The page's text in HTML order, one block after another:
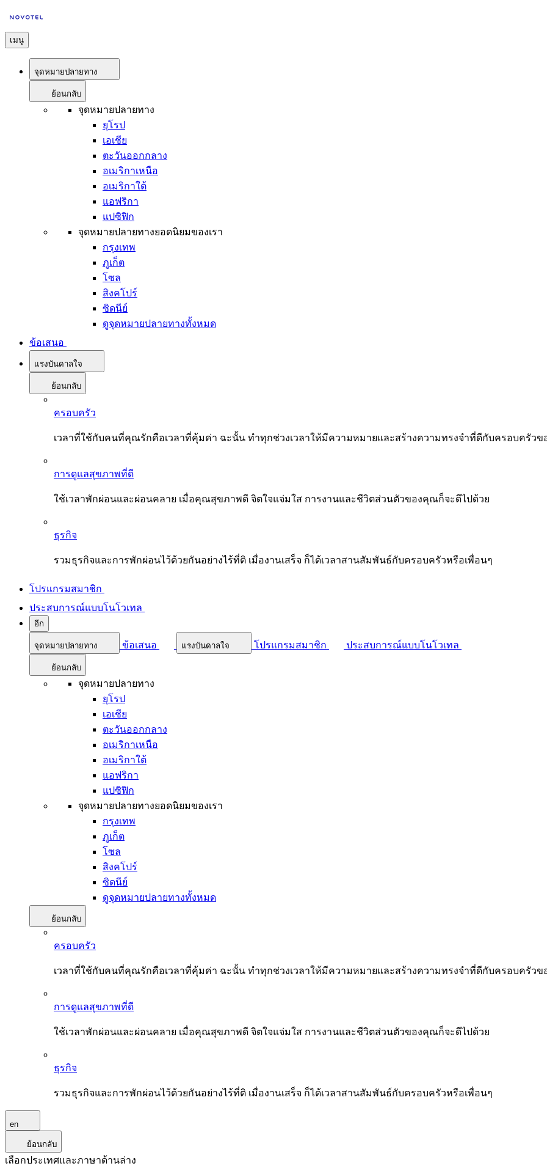
เมนู
จุดหมายปลายทาง
ย้อนกลับ
จุดหมายปลายทาง
ยุโรป
เอเชีย
ตะวันออกกลาง
อเมริกาเหนือ
อเมริกาใต้
แอฟริกา
แปซิฟิก
จุดหมายปลายทางยอดนิยมของเรา
กรุงเทพ
ภูเก็ต
โซล
สิงคโปร์
ซิดนีย์
ดูจุดหมายปลายทางทั้งหมด
ข้อเสนอ
แรงบันดาลใจ
ย้อนกลับ
ครอบครัว
เวลาที่ใช้กับคนที่คุณรักคือเวลาที่คุ้มค่า ฉะนั้น ทำทุกช่วงเวลาให้มีความหมายและสร้างความทรงจำที่ดีกับครอบครัว
การดูแลสุขภาพที่ดี
ใช้เวลาพักผ่อนและผ่อนคลาย เมื่อคุณสุขภาพดี จิตใจแจ่มใส การงานและชีวิตส่วนตัวของคุณก็จะดีไปด้วย
ธุรกิจ
รวมธุรกิจและการพักผ่อนไว้ด้วยกันอย่างไร้ที่ติ เมื่องานเสร็จ ก็ได้เวลาสานสัมพันธ์กับครอบครัวหรือเพื่อนๆ
โปรแกรมสมาชิก
ประสบการณ์แบบโนโวเทล
อีก
จุดหมายปลายทาง ข้อเสนอ แรงบันดาลใจ โปรแกรมสมาชิก ประสบการณ์แบบโนโวเทล
ย้อนกลับ
จุดหมายปลายทาง
ยุโรป
เอเชีย
ตะวันออกกลาง
อเมริกาเหนือ
อเมริกาใต้
แอฟริกา
แปซิฟิก
จุดหมายปลายทางยอดนิยมของเรา
กรุงเทพ
ภูเก็ต
โซล
สิงคโปร์
ซิดนีย์
ดูจุดหมายปลายทางทั้งหมด
ย้อนกลับ
ครอบครัว
เวลาที่ใช้กับคนที่คุณรักคือเวลาที่คุ้มค่า ฉะนั้น ทำทุกช่วงเวลาให้มีความหมายและสร้างความทรงจำที่ดีกับครอบครัว
การดูแลสุขภาพที่ดี
ใช้เวลาพักผ่อนและผ่อนคลาย เมื่อคุณสุขภาพดี จิตใจแจ่มใส การงานและชีวิตส่วนตัวของคุณก็จะดีไปด้วย
ธุรกิจ
รวมธุรกิจและการพักผ่อนไว้ด้วยกันอย่างไร้ที่ติ เมื่องานเสร็จ ก็ได้เวลาสานสัมพันธ์กับครอบครัวหรือเพื่อนๆ
en
ย้อนกลับ
เลือกประเทศและภาษาด้านล่าง